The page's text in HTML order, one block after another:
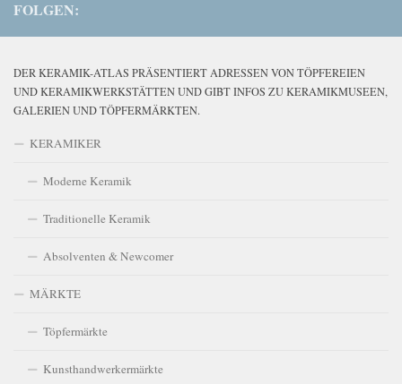
FOLGEN:
DER KERAMIK-ATLAS PRÄSENTIERT ADRESSEN VON TÖPFEREIEN
UND KERAMIKWERKSTÄTTEN UND GIBT INFOS ZU KERAMIKMUSEEN,
GALERIEN UND TÖPFERMÄRKTEN.
KERAMIKER
Moderne Keramik
Traditionelle Keramik
Absolventen & Newcomer
MÄRKTE
Töpfermärkte
Kunsthandwerkermärkte